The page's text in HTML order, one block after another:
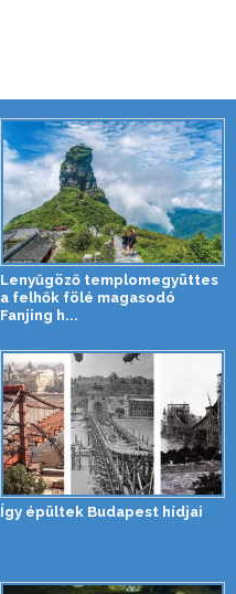
Lenyűgöző templomegyüttes
a felhők fölé magasodó
Fanjing h...
Így épültek Budapest hídjai